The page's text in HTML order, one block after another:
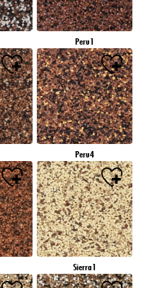
Peru1
Peru4
Sierra1